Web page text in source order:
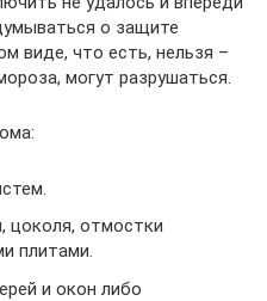
о защите
виде, что есть, нельзя –
могут разрушаться.
цоколя, отмостки
плитами.
и окон либо